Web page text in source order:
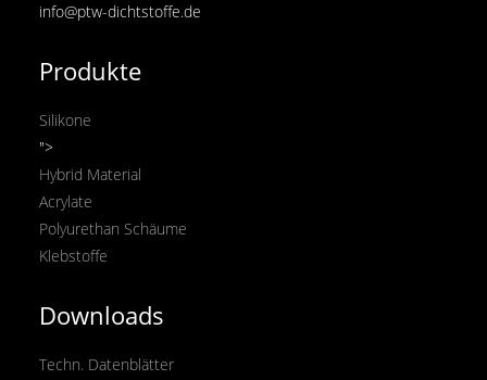
info@ptw-dichtstoffe.de
Produkte
Silikone
">
Hybrid Material
Acrylate
Polyurethan Schäume
Klebstoffe
Downloads
Techn. Datenblätter